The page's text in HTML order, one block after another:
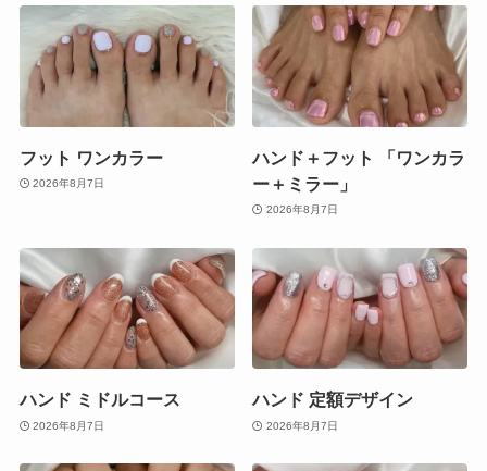
フット ワンカラー
2026年8月7日
ハンド＋フット 「ワンカラ
ー＋ミラー」
2026年8月7日
ハンド ミドルコース
2026年8月7日
ハンド 定額デザイン
2026年8月7日